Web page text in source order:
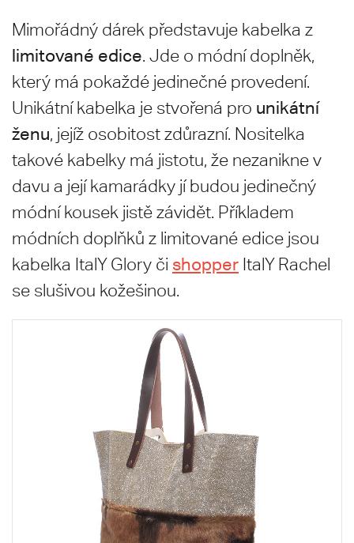
Mimořádný dárek představuje kabelka z
limitované edice. Jde o módní doplněk,
který má pokaždé jedinečné provedení.
Unikátní kabelka je stvořená pro unikátní
ženu, jejíž osobitost zdůrazní. Nositelka
takové kabelky má jistotu, že nezanikne v
davu a její kamarádky jí budou jedinečný
módní kousek jistě závidět. Příkladem
módních doplňků z limitované edice jsou
kabelka ItalY Glory či shopper ItalY Rachel
se slušivou kožešinou.